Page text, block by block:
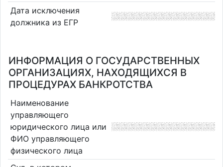
Дата исключения
должника из ЕГР
ИНФОРМАЦИЯ О ГОСУДАРСТВЕННЫХ
ОРГАНИЗАЦИЯХ, НАХОДЯЩИХСЯ В
ПРОЦЕДУРАХ БАНКРОТСТВА
Наименование
управляющего
юридического лица или
ФИО управляющего
физического лица